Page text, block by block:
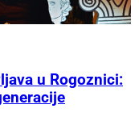
u Rogoznici: